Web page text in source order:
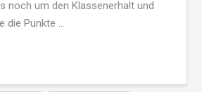
noch um den Klassenerhalt und
die Punkte …